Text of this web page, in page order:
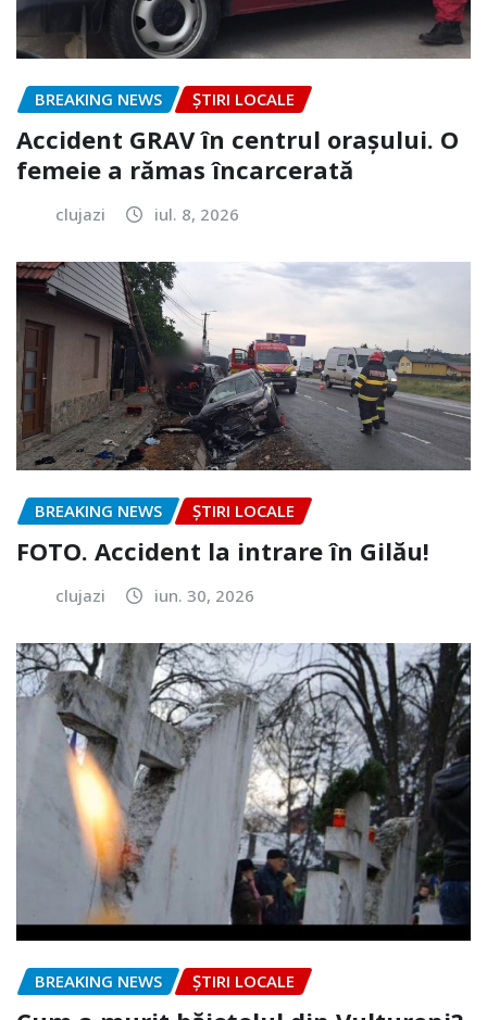
BREAKING NEWS ȘTIRI LOCALE
Accident GRAV în centrul orașului. O
femeie a rămas încarcerată
clujazi iul. 8, 2026
BREAKING NEWS ȘTIRI LOCALE
FOTO. Accident la intrare în Gilău!
clujazi iun. 30, 2026
BREAKING NEWS ȘTIRI LOCALE